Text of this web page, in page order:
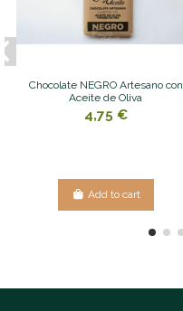
Chocolate NEGRO Artesano con
Aceite de Oliva
4,75 €
Add to cart